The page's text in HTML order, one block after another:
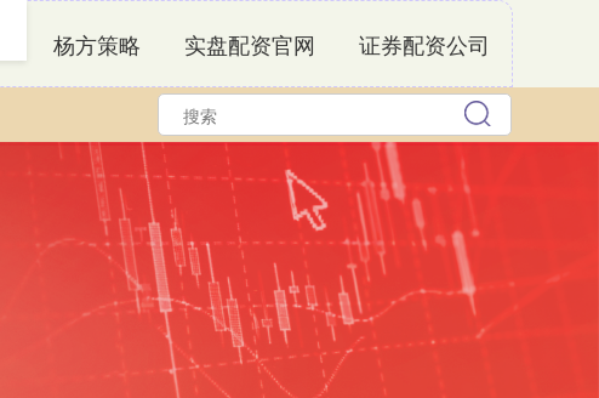
杨方策略 实盘配资官网 证券配资公司